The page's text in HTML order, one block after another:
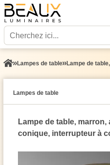
Lampes de table Lampe de
Lampes de table
Lampe de table,
conique, interrupteur à